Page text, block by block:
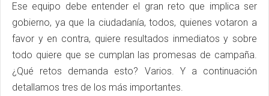
Ese equipo debe entender el gran reto que implica ser
gobierno, ya que la ciudadanía, todos, quienes votaron a
favor y en contra, quiere resultados inmediatos y sobre
todo quiere que se cumplan las promesas de campaña.
¿Qué retos demanda esto? Varios. Y a continuación
detallamos tres de los más importantes.